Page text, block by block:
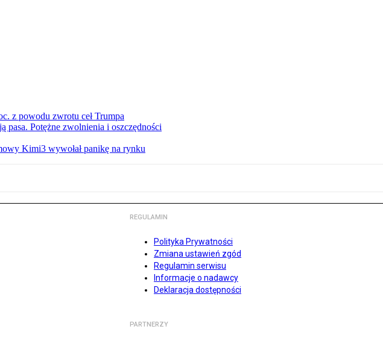
z powodu zwrotu ceł Trumpa
pasa. Potężne zwolnienia i oszczędności
Kimi3 wywołał panikę na rynku
REGULAMIN
Polityka Prywatności
Zmiana ustawień zgód
Regulamin serwisu
Informacje o nadawcy
Deklaracja dostępności
PARTNERZY